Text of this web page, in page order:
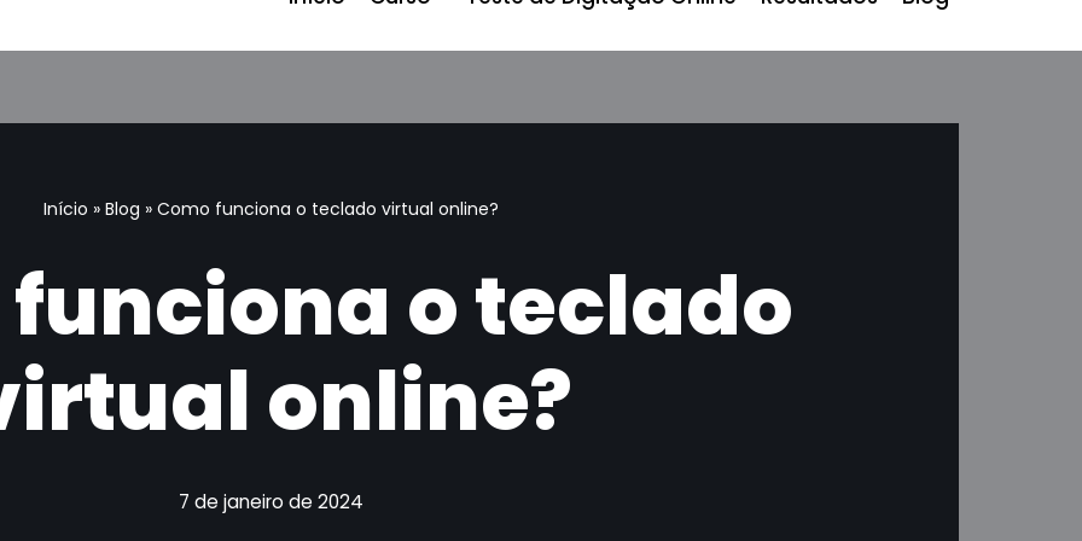
Início » Blog » Como funciona o teclado virtual online?
funciona o teclado
online?
7 de janeiro de 2024